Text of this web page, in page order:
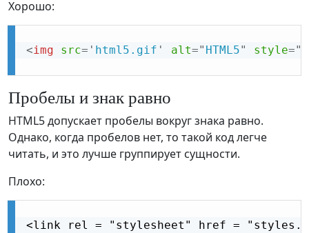
Хорошо:
<img src= ' html5.gif ' alt=" HTML5" style="
Пробелы и знак равно
HTML5 допускает пробелы вокруг знака равно.
Однако, когда пробелов нет, то такой код легче
читать, и это лучше группирует сущности.
Плохо:
<link rel = "stylesheet" href =